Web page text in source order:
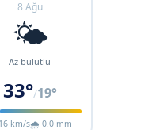
8 Ağu
🌤️
Az bulutlu
33°/19°
km/s🌧 0.0 mm